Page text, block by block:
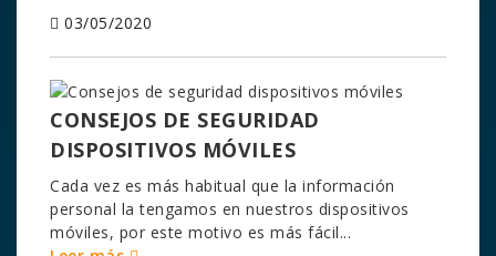
03/05/2020
CONSEJOS DE SEGURIDAD
DISPOSITIVOS MÓVILES
Cada vez es más habitual que la información
personal la tengamos en nuestros dispositivos
móviles, por este motivo es más fácil...